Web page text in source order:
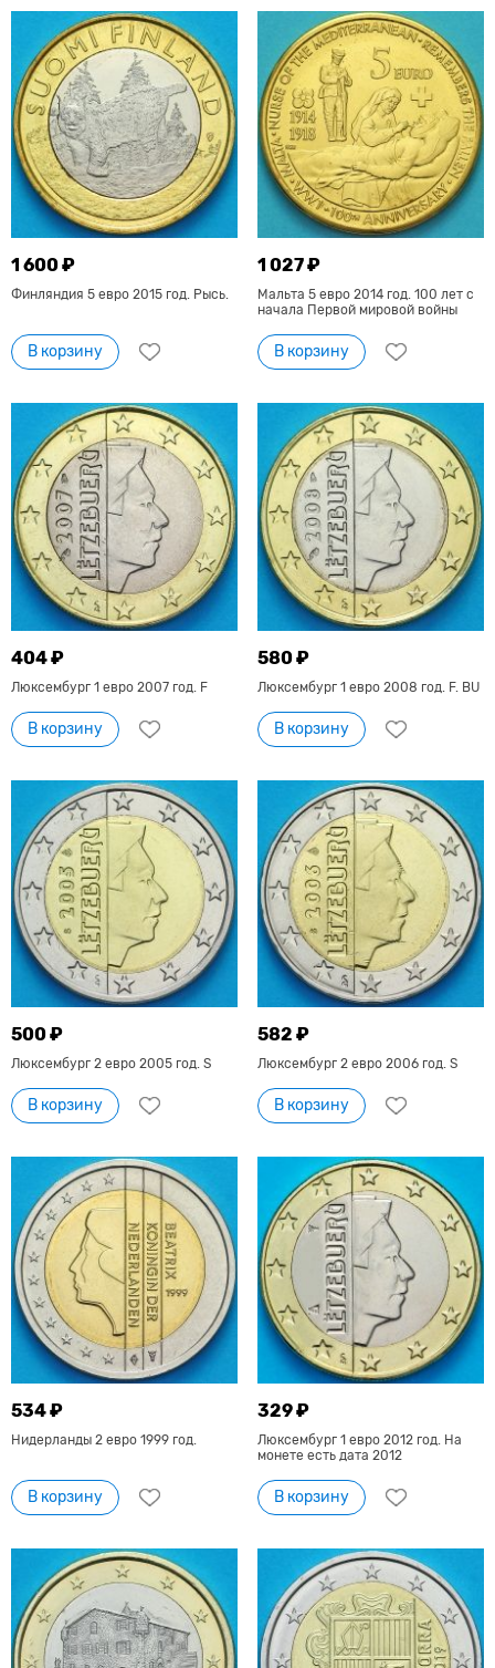
1 600 ₽
Финляндия 5 евро 2015 год. Рысь.
В корзину
1 027 ₽
Мальта 5 евро 2014 год. 100 лет с
начала Первой мировой войны
В корзину
404 ₽
Люксембург 1 евро 2007 год. F
В корзину
580 ₽
Люксембург 1 евро 2008 год. F. BU
В корзину
500 ₽
Люксембург 2 евро 2005 год. S
В корзину
582 ₽
Люксембург 2 евро 2006 год. S
В корзину
534 ₽
Нидерланды 2 евро 1999 год.
В корзину
329 ₽
Люксембург 1 евро 2012 год. На
монете есть дата 2012
В корзину